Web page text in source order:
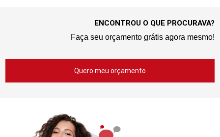
ENCONTROU O QUE PROCURAVA?
Faça seu orçamento grátis agora mesmo!
Quero meu orçamento